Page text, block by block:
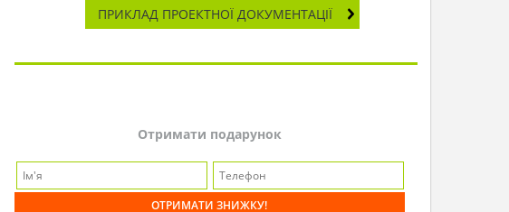
ПРИКЛАД ПРОЕКТНОЇ ДОКУМЕНТАЦІЇ
Отримати подарунок